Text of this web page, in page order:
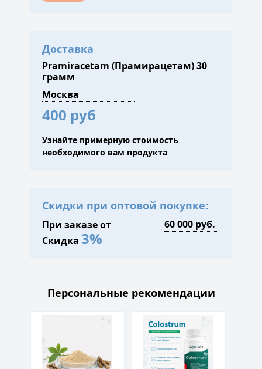
Доставка
Pramiracetam (Прамирацетам) 30
грамм
400 руб
Узнайте примерную стоимость
необходимого вам продукта
Скидки при оптовой покупке:
При заказе от
Скидка 3%
Персональные рекомендации